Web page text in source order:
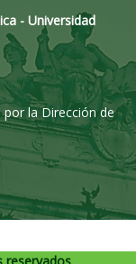
- Universidad
la Dirección de